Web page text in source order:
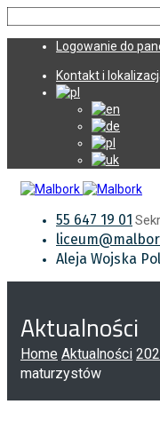
Logowanie do
Kontakt i
55 647 19 01
Aleja Wojska
Aktualności
Home Aktualności
maturzystów